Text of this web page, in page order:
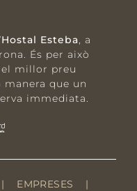
Esteba, a
És per això
millor preu
que un
immediata.
EMPRESES
|